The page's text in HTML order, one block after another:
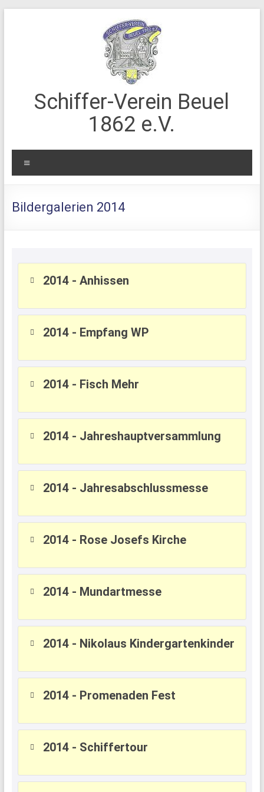
Schiffer-Verein Beuel
1862 e.V.
Bildergalerien 2014
2014 - Anhissen
2014 - Empfang WP
2014 - Fisch Mehr
2014 - Jahreshauptversammlung
2014 - Jahresabschlussmesse
2014 - Rose Josefs Kirche
2014 - Mundartmesse
2014 - Nikolaus Kindergartenkinder
2014 - Promenaden Fest
2014 - Schiffertour